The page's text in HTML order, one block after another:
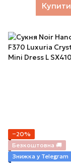
Купити
−20%
Безкоштовна 🚚
Знижка у Telegram